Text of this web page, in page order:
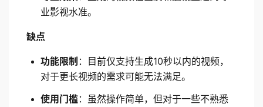
业影视水准。
缺点
功能限制 ：目前仅支持生成10秒以内的视频，
对于更长视频的需求可能无法满足。
使用门槛：虽然操作简单，但对于一些不熟悉